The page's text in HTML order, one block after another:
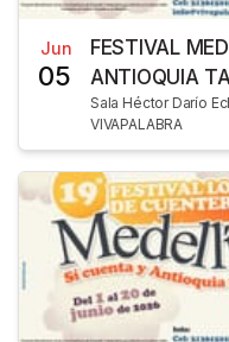
Jun
05
FESTIVAL
ANTIOQUIA
Sala Héctor Darío
VIVAPALABRA